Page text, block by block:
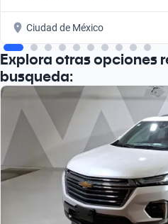
Ciudad de México
Explora otras opciones
busqueda: